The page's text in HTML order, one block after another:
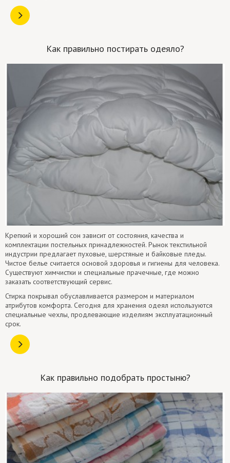
Как правильно постирать одеяло?
Крепкий и хороший сон зависит от состояния, качества и
комплектации постельных принадлежностей. Рынок текстильной
индустрии предлагает пуховые, шерстяные и байковые пледы.
Чистое белье считается основой здоровья и гигиены для человека.
Существуют химчистки и специальные прачечные, где можно
заказать соответствующий сервис.
Стирка покрывал обуславливается размером и материалом
атрибутов комфорта. Сегодня для хранения одеял используются
специальные чехлы, продлевающие изделиям эксплуатационный
срок.
Как правильно подобрать простыню?